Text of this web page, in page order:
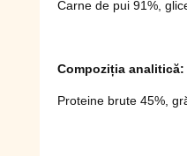
Carne de pui 91%,
Compoziția analitică:
Proteine ​​brute 45%,